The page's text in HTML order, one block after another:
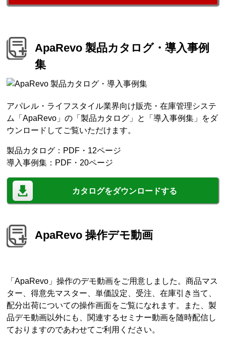
ApaRevo 製品カタログ・導入事例
集
アパレル・ライフスタイル業界向け販売・在庫管理システ
ム「ApaRevo」の「製品カタログ」と「導入事例集」をダ
ウンロードしてご覧いただけます。
製品カタログ：PDF・12ページ
導入事例集：PDF・20ページ
カタログをダウンロードする
ApaRevo 操作デモ動画
「ApaRevo」操作のデモ動画をご用意しました。商品マス
ター、得意先マスター、単価設定、受注、在庫引き当て、
配分出荷についての操作画面をご覧になれます。また、製
品デモ動画以外にも、関連するセミナー動画を随時配信し
ておりますのであわせてご利用ください。